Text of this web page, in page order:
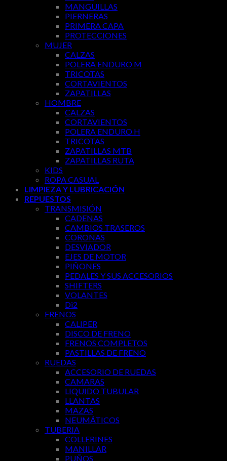
MANGUILLAS
PIERNERAS
PRIMERA CAPA
PROTECCIONES
MUJER
CALZAS
POLERA ENDURO M
TRICOTAS
CORTAVIENTOS
ZAPATILLAS
HOMBRE
CALZAS
CORTAVIENTOS
POLERA ENDURO H
TRICOTAS
ZAPATILLAS MTB
ZAPATILLAS RUTA
KIDS
ROPA CASUAL
LIMPIEZA Y LUBRICACIÓN
REPUESTOS
TRANSMISIÓN
CADENAS
CAMBIOS TRASEROS
CORONAS
DESVIADOR
EJES DE MOTOR
PIÑONES
PEDALES Y SUS ACCESORIOS
SHIFTERS
VOLANTES
Di2
FRENOS
CALIPER
DISCO DE FRENO
FRENOS COMPLETOS
PASTILLAS DE FRENO
RUEDAS
ACCESORIO DE RUEDAS
CAMARAS
LIQUIDO TUBULAR
LLANTAS
MAZAS
NEUMÁTICOS
TUBERIA
COLLERINES
MANILLAR
PUÑOS